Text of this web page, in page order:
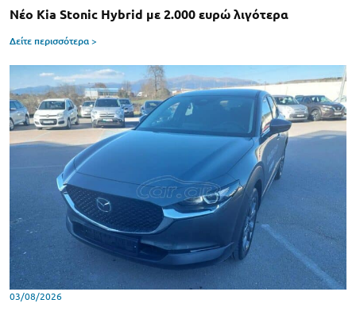
Νέο Kia Stonic Hybrid με 2.000 ευρώ λιγότερα
Δείτε περισσότερα >
03/08/2026